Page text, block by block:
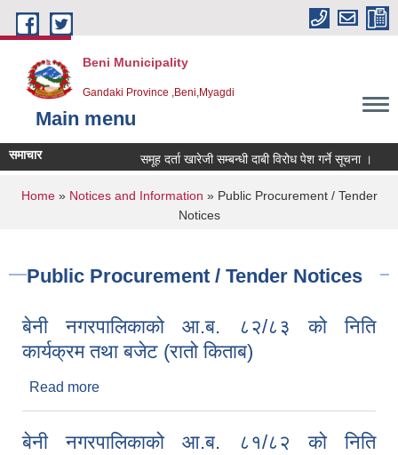
Skip to main content
Beni Municipality
Gandaki Province ,Beni,Myagdi
Main menu
समाचार समूह दर्ता खारेजी सम्बन्धी दाबी विरोध पेश गर्ने सूचना ।
You are here
Home» Notices and Information » Public Procurement / Tender
Notices
Public Procurement / Tender Notices
बेनी नगरपालिकाको आ.ब. ८२/८३ को निति
कार्यक्रम तथा बजेट (रातो किताब)
Read more
बेनी नगरपालिकाको आ.ब. ८१/८२ को निति